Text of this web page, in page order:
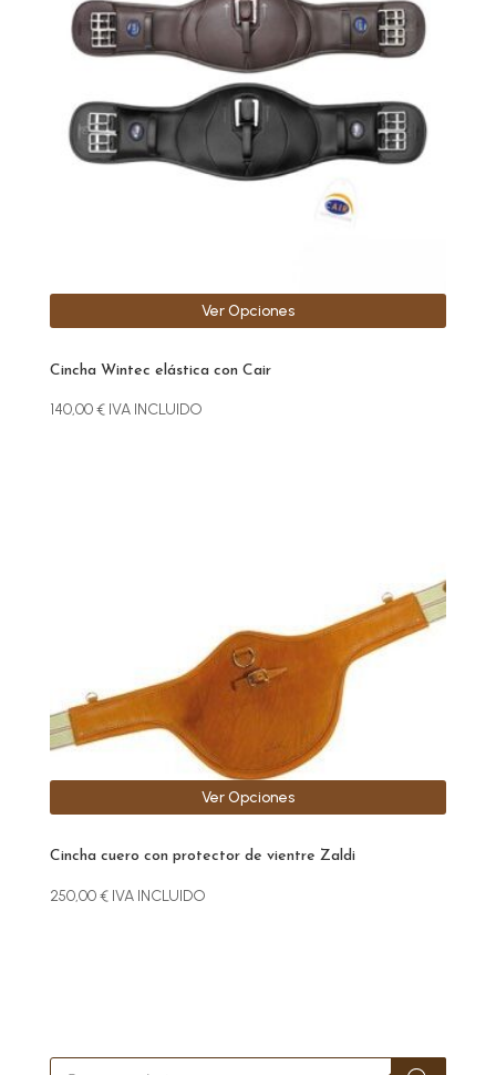
Cincha Wintec elástica con Cair
140,00€ IVA INCLUIDO
Ver Opciones
variantes.
Las
pueden
elegir
Cincha cuero con protector de vientre Zaldi
250,00€ IVA INCLUIDO
Ver Opciones
opciones
se
pueden
elegir
página
Búsqueda